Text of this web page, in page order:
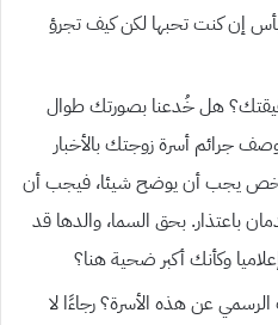
بأس إن كنت تحبها لكن كيف تجرؤ
هل خُدعنا بصورتك طوال
جرائم أسرة زوجتك بالأخبار
يجب أن يوضح شيئا، فيجب أن
باعتذار. بحق السما، والدها قد
وكأنك أكبر ضحية هنا؟
عن هذه الأسرة؟ رجاءًا لا